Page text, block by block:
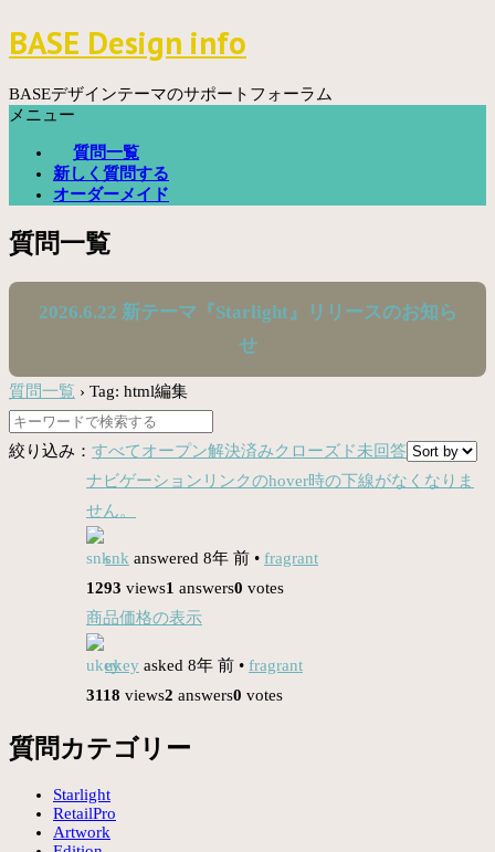
コ
ン
ン
ツ
BASE Design info
BASEデザインテーマのサポートフォーラム
メニュー
質問一覧
新しく質問する
オーダーメイド
質問一覧
2026.6.22 新テーマ『Starlight』リリースのお知ら
せ
質問一覧 › Tag: html編集
絞り込み： すべてオープン解決済みクローズド未回答
ナビゲーションリンクのhover時の下線がなくなりま
せん。
snk answered 8年 前 • fragrant
1293 views1 answers0 votes
商品価格の表示
ukey asked 8年 前 • fragrant
3118 views2 answers0 votes
質問カテゴリー
Starlight
RetailPro
Artwork